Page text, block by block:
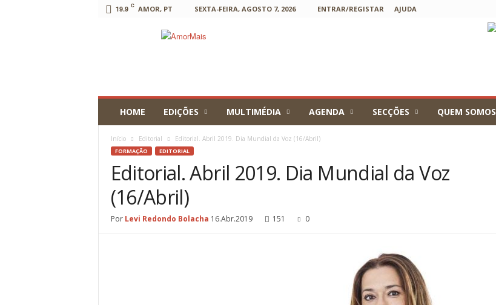
19.9 C AMOR, PT SEXTA-FEIRA, AGOSTO 7, 2026 ENTRAR/REGISTAR AJUDA
HOME EDIÇÕES MULTIMÉDIA AGENDA SECÇÕES QUEM SOMOS
Início Editorial Editorial. Abril 2019. Dia Mundial da Voz (16/Abril)
FORMAÇÃO EDITORIAL
Editorial. Abril 2019. Dia Mundial da Voz
(16/Abril)
Por Levi Redondo Bolacha 16.Abr.2019 151 0